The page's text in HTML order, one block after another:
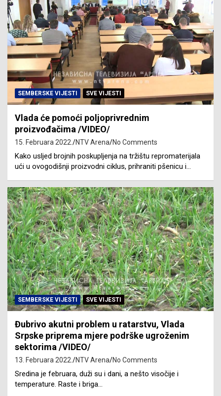
SEMBERSKE VIJESTI SVE VIJESTI
Vlada će pomoći poljoprivrednim
proizvođačima /VIDEO/
15. Februara 2022. NTV Arena No Comments
Kako usljed brojnih poskupljenja na tržištu repromaterijala
ući u ovogodišnji proizvodni ciklus, prihraniti pšenicu i…
SEMBERSKE VIJESTI SVE VIJESTI
Đubrivo akutni problem u ratarstvu, Vlada
Srpske priprema mjere podrške ugroženim
sektorima /VIDEO/
13. Februara 2022. NTV Arena No Comments
Sredina je februara, duži su i dani, a nešto visočije i
temperature. Raste i briga…